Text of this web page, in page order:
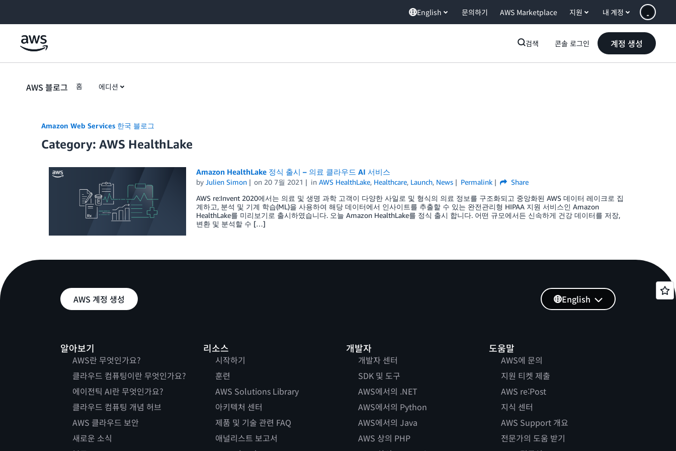
English 문의하기 AWS Marketplace 지원 내 계정
검색 콘솔 로그인 계정 생성
AWS 블로그 홈 에디션
Amazon Web Services 한국 블로그
Category: AWS HealthLake
Amazon HealthLake 정식 출시 – 의료 클라우드 AI 서비스
by Julien Simon on 20 7월 2021 inAWS HealthLake, Healthcare, Launch, News Permalink
Share
AWS re:Invent 2020에서는 의료 및 생명 과학 고객이 다양한 사일로 및 형식의 의료 정보를 구조화되고 중앙화된 AWS 데이터 레이크로 집
계하고, 분석 및 기계 학습(ML)을 사용하여 해당 데이터에서 인사이트를 추출할 수 있는 완전관리형 HIPAA 지원 서비스인 Amazon
HealthLake를 미리보기로 출시하였습니다. 오늘 Amazon HealthLake를 정식 출시 합니다. 어떤 규모에서든 신속하게 건강 데이터를 저장,
변환 및 분석할 수 […]
AWS 계정 생성
알아보기
AWS란 무엇인가요?
클라우드 컴퓨팅이란 무엇인가요?
에이전틱 AI란 무엇인가요?
클라우드 컴퓨팅 개념 허브
AWS 클라우드 보안
새로운 소식
리소스
시작하기
훈련
AWS Solutions Library
아키텍처 센터
제품 및 기술 관련 FAQ
애널리스트 보고서
개발자
개발자 센터
SDK 및 도구
AWS에서의 .NET
AWS에서의 Python
AWS에서의 Java
AWS 상의 PHP
도움말
AWS에 문의
지원 티켓 제출
AWS re:Post
지식 센터
AWS Support 개요
전문가의 도움 받기
English